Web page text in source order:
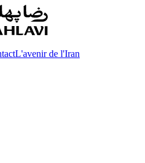
L'avenir de l'Iran